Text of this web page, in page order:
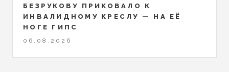
БЕЗРУКОВУ ПРИКОВАЛО К
ИНВАЛИДНОМУ КРЕСЛУ — НА ЕЁ
НОГЕ ГИПС
06.08.2026